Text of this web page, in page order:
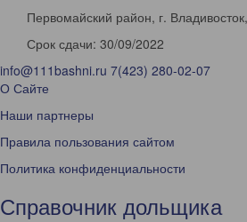
Первомайский район, г.
Срок сдачи: 30/09/2022
info@111bashni.ru 7(423) 280-02-07
О Сайте
Наши партнеры
Правила пользования сайтом
Политика конфиденциальности
Справочник дольщика